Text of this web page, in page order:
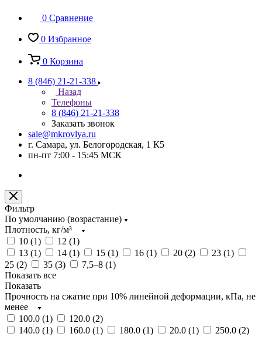
0 Сравнение
0 Избранное
0 Корзина
8 (846) 21-21-338
Назад
Телефоны
8 (846) 21-21-338
Заказать звонок
sale@mkrovlya.ru
г. Самара, ул. Белогородская, 1 К5
пн-пт 7:00 - 15:45 МСК
Фильтр
По умолчанию (возрастание)
Плотность, кг/м³
10 (1) 12 (1)
13 (1) 14 (1) 15 (1) 16 (1) 20 (2) 23 (1)
25 (2) 35 (3) 7,5–8 (1)
Показать все
Показать
Прочность на сжатие при 10% линейной деформации, кПа, не
менее
100.0 (1) 120.0 (2)
140.0 (1) 160.0 (1) 180.0 (1) 20.0 (1) 250.0 (2)